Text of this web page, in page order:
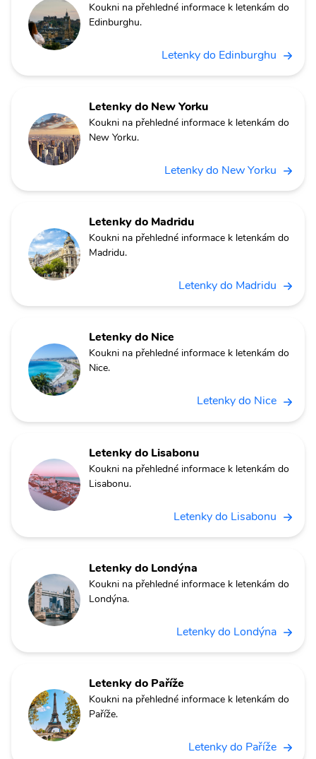
Koukni na přehledné informace k letenkám do
Edinburghu.
Letenky do Edinburghu
Letenky do New Yorku
Koukni na přehledné informace k letenkám do
New Yorku.
Letenky do New Yorku
Letenky do Madridu
Koukni na přehledné informace k letenkám do
Madridu.
Letenky do Madridu
Letenky do Nice
Koukni na přehledné informace k letenkám do
Nice.
Letenky do Nice
Letenky do Lisabonu
Koukni na přehledné informace k letenkám do
Lisabonu.
Letenky do Lisabonu
Letenky do Londýna
Koukni na přehledné informace k letenkám do
Londýna.
Letenky do Londýna
Letenky do Paříže
Koukni na přehledné informace k letenkám do
Paříže.
Letenky do Paříže